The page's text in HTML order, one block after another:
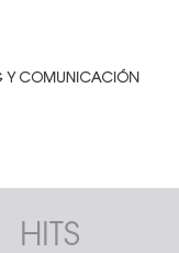
HITS